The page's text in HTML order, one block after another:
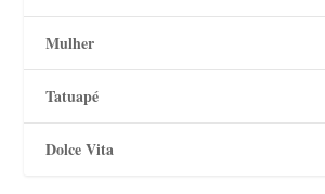
Mulher
Tatuapé
Dolce Vita